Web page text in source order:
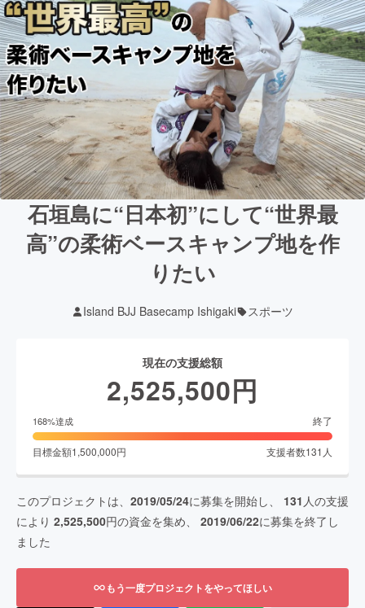
石垣島に“日本初”にして“世界最
高”の柔術ベースキャンプ地を作
りたい
Island BJJ Basecamp Ishigaki スポーツ
現在の支援総額
2,525,500円
168%達成 終了
目標金額1,500,000円 支援者数131 人
このプロジェクトは、 2019/05/24に募集を開始し、 131 人の支援
により 2,525,500円の資金を集め、 2019/06/22に募集を終了し
ました
もう一度プロジェクトをやってほしい